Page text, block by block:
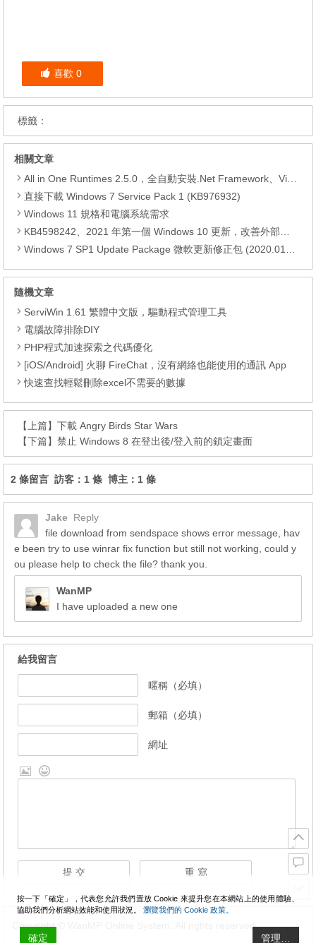
喜歡 0
標籤：
相關文章
All in One Runtimes 2.5.0，全自動安裝.Net Framework、Visual C++、DirectX、Flash Player、JRE
直接下載 Windows 7 Service Pack 1 (KB976932)
Windows 11 規格和電腦系統需求
KB4598242、2021 年第一個 Windows 10 更新，改善外部裝置安全性、解決HTTPS安全漏洞、印表機呼叫(RPC)漏洞
Windows 7 SP1 Update Package 微軟更新修正包 (2020.01月份)
隨機文章
ServiWin 1.61 繁體中文版，驅動程式管理工具
電腦故障排除DIY
PHP程式加速探索之代碼優化
[iOS/Android] 火聊 FireChat，沒有網絡也能使用的通訊 App
快速查找輕鬆刪除excel不需要的數據
【上篇】下載 Angry Birds Star Wars
【下篇】禁止 Windows 8 在登出後/登入前的鎖定畫面
2 條留言 訪客：1 條 博主：1 條
Jake Reply
file download from sendspace shows error message, hav
e been try to use winrar fix function but still not working, could y
ou please help to check the file? thank you.
WanMP
I have uploaded a new one
給我留言
暱稱（必填）
郵箱（必填）
網址
Copyright © WanMP Online System. All rights reserved.
按一下「確定」，代表您允許我們置放 Cookie 來提升您在本網站上的使用體驗、
協助我們分析網站效能和使用狀況。 瀏覽我們的 Cookie 政策。
確定 管理…